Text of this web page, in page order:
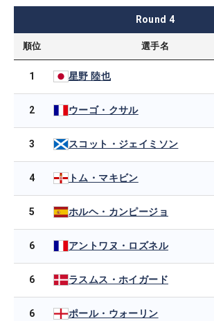
Round 4
順位 選手名
1 星野 陸也
2 ウーゴ・クサル
3 スコット・ジェイミソン
4 トム・マキビン
5 ホルヘ・カンピージョ
6 アントワヌ・ロズネル
6 ラスムス・ホイガード
6 ポール・ウォーリン